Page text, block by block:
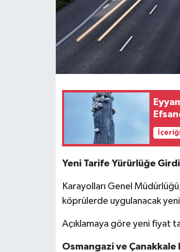
Yeni Tarife Yürürlüğe Girdi
Karayolları Genel
köprülerde uygulanacak
Açıklamaya göre yeni fiyat
Osmangazi ve Çanakkale